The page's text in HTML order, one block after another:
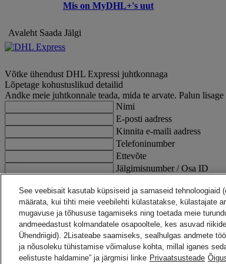
Mis on MyDHL+'s uut
Avaleht Saada Jälgi
Võtke ühendust DHL Expressi juhtkonnaga
Lõpetage kohustuslikud detailid
Andke meie juhtkonnale teada, mida te arvate. Palun
Nimi
E-posti aadress
Kinnita e-maili aadress
Telefoninumber
Ettevõte
Jälgimisnumber / Osa ID
Kommentaarid
Tühjenda
Tagasi ülesse
KONTAKT JA ABI
Abi ja tugi
KKK
See veebisait kasutab küpsiseid ja sarnaseid tehnoloogiaid
määrata, kui tihti meie veebilehti külastatakse, külastajate
mugavuse ja tõhususe tagamiseks ning toetada meie
andmeedastust kolmandatele osapooltele, kes asuvad
Ühendriigid). 2Lisateabe saamiseks, sealhulgas andmete
ja nõusoleku tühistamise võimaluse kohta, millal iganes
eelistuste haldamine” ja järgmisi linke Privaatsusteade